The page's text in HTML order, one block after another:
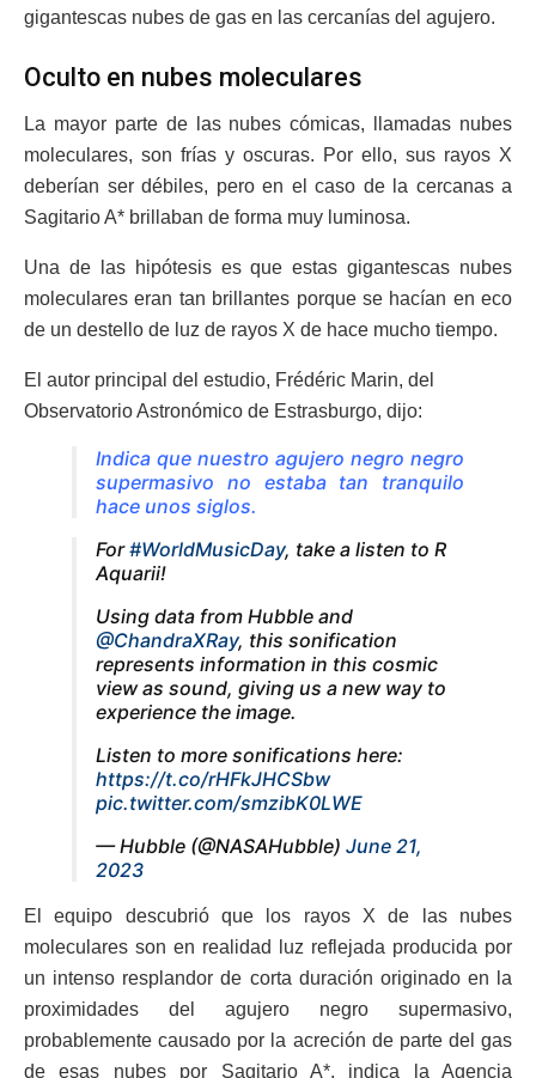
gigantescas nubes de gas en las cercanías del agujero.
Oculto en nubes moleculares
La mayor parte de las nubes cómicas, llamadas nubes
moleculares, son frías y oscuras. Por ello, sus rayos X
deberían ser débiles, pero en el caso de la cercanas a
Sagitario A* brillaban de forma muy luminosa.
Una de las hipótesis es que estas gigantescas nubes
moleculares eran tan brillantes porque se hacían en eco
de un destello de luz de rayos X de hace mucho tiempo.
El autor principal del estudio, Frédéric Marin, del
Observatorio Astronómico de Estrasburgo, dijo:
Indica que nuestro agujero negro negro
supermasivo no estaba tan tranquilo
hace unos siglos.
For#WorldMusicDay, take a listen to R
Aquarii!
Using data from Hubble and
@ChandraXRay, this sonification
represents information in this cosmic
view as sound, giving us a new way to
experience the image.
Listen to more sonifications here:
https://t.co/rHFkJHCSbw
pic.twitter.com/smzibK0LWE
— Hubble (@NASAHubble) June 21,
2023
El equipo descubrió que los rayos X de las nubes
moleculares son en realidad luz reflejada producida por
un intenso resplandor de corta duración originado en la
proximidades del agujero negro supermasivo,
probablemente causado por la acreción de parte del gas
de esas nubes por Sagitario A*, indica la Agencia